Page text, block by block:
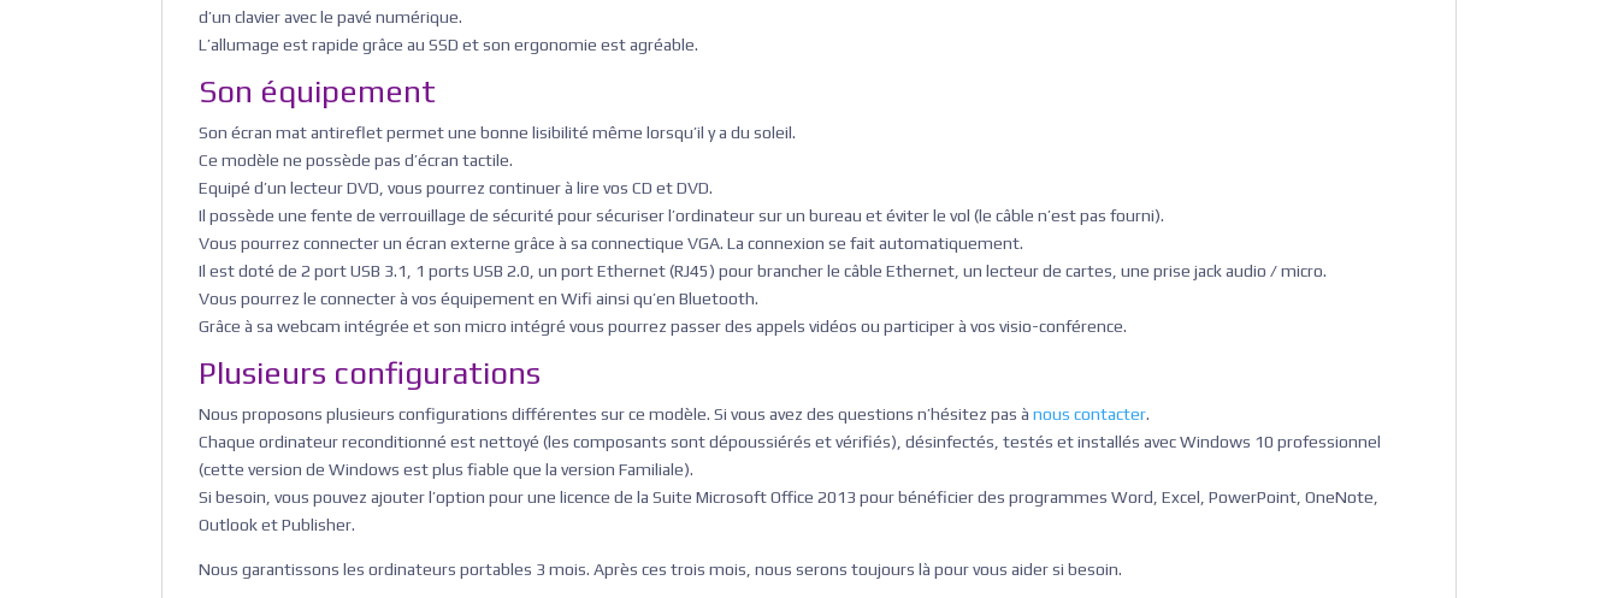
d’un clavier avec le pavé numérique.
L’allumage est rapide grâce au SSD et son ergonomie est agréable.
Son équipement
Son écran mat antireflet permet une bonne lisibilité même lorsqu’il y a du soleil.
Ce modèle ne possède pas d’écran tactile.
Equipé d’un lecteur DVD, vous pourrez continuer à lire vos CD et DVD.
Il possède une fente de verrouillage de sécurité pour sécuriser l’ordinateur sur un bureau et éviter le vol (le câble n’est pas fourni).
Vous pourrez connecter un écran externe grâce à sa connectique VGA. La connexion se fait automatiquement.
Il est doté de 2 port USB 3.1, 1 ports USB 2.0, un port Ethernet (RJ45) pour brancher le câble Ethernet, un lecteur de cartes, une prise jack audio / micro.
Vous pourrez le connecter à vos équipement en Wifi ainsi qu’en Bluetooth.
Grâce à sa webcam intégrée et son micro intégré vous pourrez passer des appels vidéos ou participer à vos visio-conférence.
Plusieurs configurations
Nous proposons plusieurs configurations différentes sur ce modèle. Si vous avez des questions n’hésitez pas ànous contacter.
Chaque ordinateur reconditionné est nettoyé (les composants sont dépoussiérés et vérifiés), désinfectés, testés et installés avec Windows 10 professionnel
(cette version de Windows est plus fiable que la version Familiale).
Si besoin, vous pouvez ajouter l’option pour une licence de la Suite Microsoft Office 2013 pour bénéficier des programmes Word, Excel, PowerPoint, OneNote,
Outlook et Publisher.
Nous garantissons les ordinateurs portables 3 mois. Après ces trois mois, nous serons toujours là pour vous aider si besoin.